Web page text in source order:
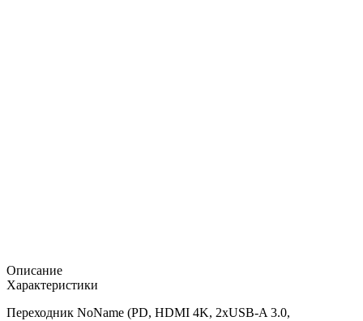
Описание
Характеристики
Переходник NoName (PD, HDMI 4K, 2xUSB-A 3.0,